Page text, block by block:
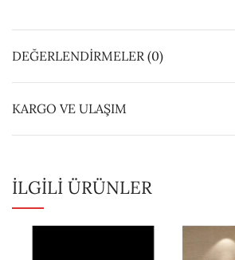
DEĞERLENDIRMELER (0)
KARGO VE ULAŞIM
İLGILI ÜRÜNLER